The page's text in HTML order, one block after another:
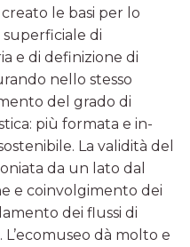
le basi per lo
di
e di definizione di
nello stesso
del grado di
più formata e in-
La validità del
da un lato dal
e coinvolgimento dei
dei flussi di
dà molto e